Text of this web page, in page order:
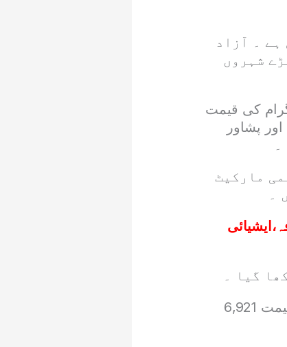
روپے بتائی گئی ہے ۔ آزاد
شہروں
24 قیراط سونے کی فی تولہ قیمت 475,362 روپے جبکہ 10 گرام کی قیمت
پشاور
مارکیٹ
۔
گیا ۔
24 قیراط چاندی کی فی تولہ قیمت 8,073 روپے جبکہ 10 گرام چاندی کی قیمت 6,921